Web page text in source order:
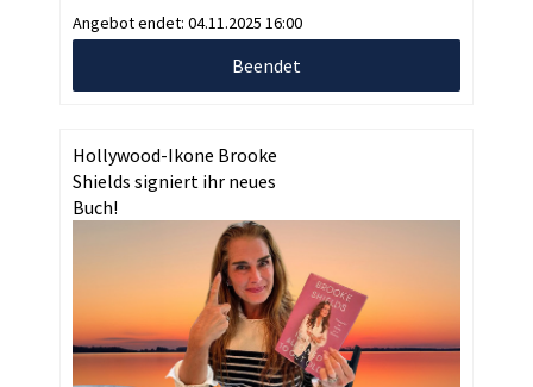
Angebot endet: 04.11.2025 16:00
Beendet
Hollywood-Ikone Brooke
Shields signiert ihr neues
Buch!